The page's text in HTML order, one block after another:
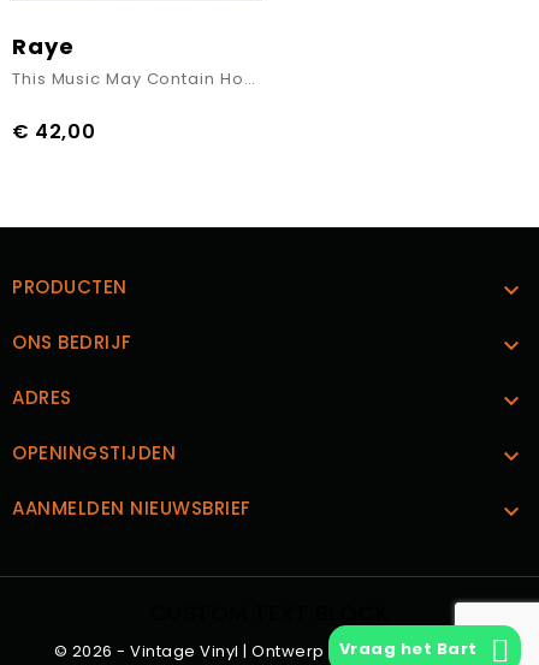
Raye
This Music May Contain Hope, 2LP Limited Yellow
Prijs
€ 42,00
PRODUCTEN 
ONS BEDRIJF 
ADRES 
OPENINGSTIJDEN 
AANMELDEN NIEUWSBRIEF 
© 2026 - Vintage Vinyl | Ontwerp en RealisatieBoks.
Vraag het Bart